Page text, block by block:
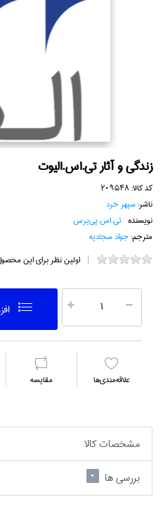
زندگي و آثار تي.اس.اليوت
کد کالا:209548
ناشر:سپهر خرد
نویسنده: تي.اس.پي‌يرس
مترجم: جواد سجاديه
اولین نظر برای این
علاقه‌مندي‌ها مقايسه
مشخصات کالا
بررسی ها
0